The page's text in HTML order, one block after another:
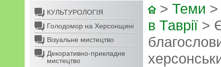
КУЛЬТУРОЛОГІЯ
Голодомор на Херсонщині
Візуальне мистецтво
Декоративно-прикладне
мистецтво
> Теми
в Таврії >